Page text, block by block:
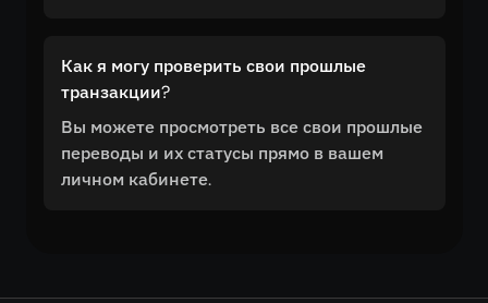
Как я могу проверить свои прошлые
транзакции?
Вы можете просмотреть все свои прошлые
переводы и их статусы прямо в вашем
личном кабинете.